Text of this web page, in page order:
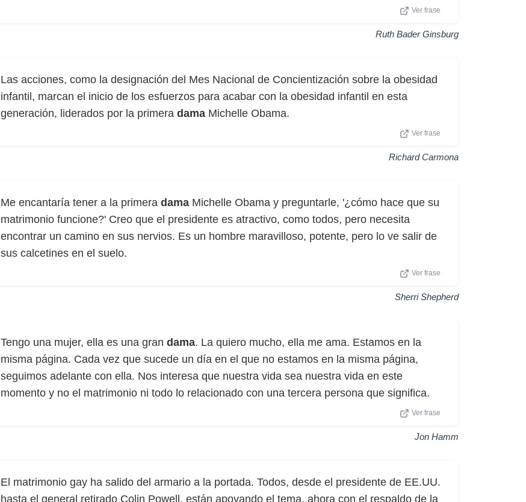
Ver frase
Ruth Bader Ginsburg
Las acciones, como la designación del Mes Nacional de Concientización sobre la obesidad
infantil, marcan el inicio de los esfuerzos para acabar con la obesidad infantil en esta
generación, liderados por la primera dama Michelle Obama.
Ver frase
Richard Carmona
Me encantaría tener a la primera dama Michelle Obama y preguntarle, '¿cómo hace que su
matrimonio funcione?' Creo que el presidente es atractivo, como todos, pero necesita
encontrar un camino en sus nervios. Es un hombre maravilloso, potente, pero lo ve salir de
sus calcetines en el suelo.
Ver frase
Sherri Shepherd
Tengo una mujer, ella es una gran dama. La quiero mucho, ella me ama. Estamos en la
misma página. Cada vez que sucede un día en el que no estamos en la misma página,
seguimos adelante con ella. Nos interesa que nuestra vida sea nuestra vida en este
momento y no el matrimonio ni todo lo relacionado con una tercera persona que significa.
Ver frase
Jon Hamm
El matrimonio gay ha salido del armario a la portada. Todos, desde el presidente de EE.UU.
hasta el general retirado Colin Powell, están apoyando el tema, ahora con el respaldo de la